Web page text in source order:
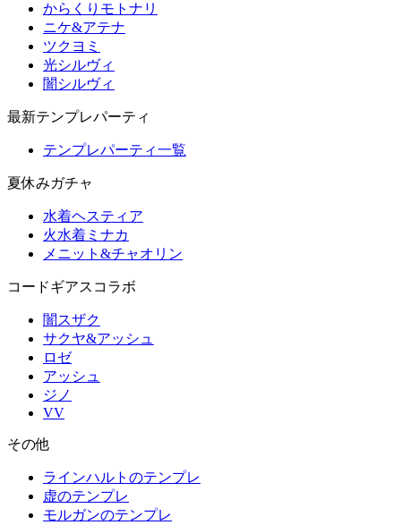
からくりモトナリ
ニケ&アテナ
ツクヨミ
光シルヴィ
闇シルヴィ
最新テンプレパーティ
テンプレパーティ一覧
夏休みガチャ
水着ヘスティア
火水着ミナカ
メニット&チャオリン
コードギアスコラボ
闇スザク
サクヤ&アッシュ
ロゼ
アッシュ
ジノ
VV
その他
ラインハルトのテンプレ
虚のテンプレ
モルガンのテンプレ